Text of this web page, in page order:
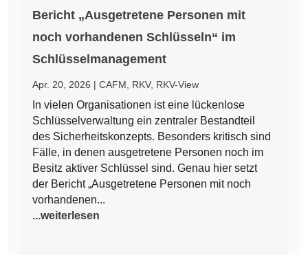
Bericht „Ausgetretene Personen mit
noch vorhandenen Schlüsseln“ im
Schlüsselmanagement
Apr. 20, 2026 |CAFM RKV, RKV-View
In vielen Organisationen ist eine lückenlose
Schlüsselverwaltung ein zentraler Bestandteil
des Sicherheitskonzepts. Besonders kritisch sind
Fälle, in denen ausgetretene Personen noch im
Besitz aktiver Schlüssel sind. Genau hier setzt
der Bericht „Ausgetretene Personen mit noch
vorhandenen...
...weiterlesen